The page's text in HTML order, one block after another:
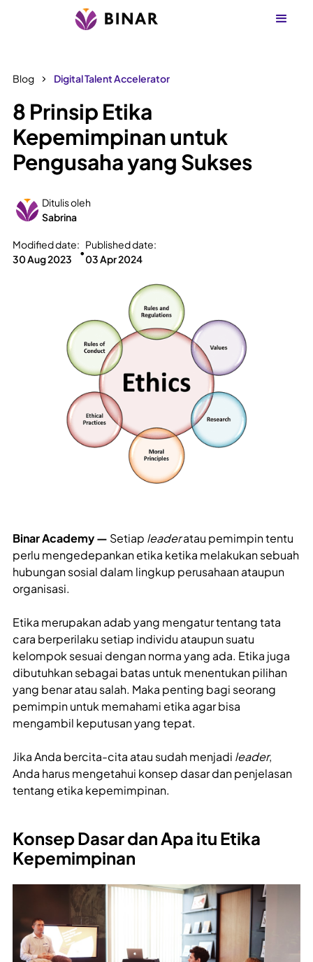
Blog Digital Talent Accelerator
8 Prinsip Etika
Kepemimpinan untuk
Pengusaha yang Sukses
Ditulis oleh
Sabrina
Modified date:
30 Aug 2023
•
Published date:
03 Apr 2024
Binar Academy — Setiap leaderatau pemimpin tentu
perlu mengedepankan etika ketika melakukan sebuah
hubungan sosial dalam lingkup perusahaan ataupun
organisasi.
Etika merupakan adab yang mengatur tentang tata
cara berperilaku setiap individu ataupun suatu
kelompok sesuai dengan norma yang ada. Etika juga
dibutuhkan sebagai batas untuk menentukan pilihan
yang benar atau salah. Maka penting bagi seorang
pemimpin untuk memahami etika agar bisa
mengambil keputusan yang tepat.
Jika Anda bercita-cita atau sudah menjadi leader,
Anda harus mengetahui konsep dasar dan penjelasan
tentang etika kepemimpinan.
Konsep Dasar dan Apa itu Etika
Kepemimpinan